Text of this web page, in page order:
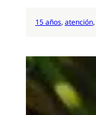
15 años, atención,